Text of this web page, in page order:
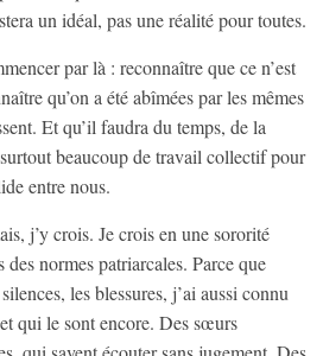
un idéal, pas une réalité pour toutes.
par là : reconnaître que ce n’est
qu’on a été abîmées par les mêmes
Et qu’il faudra du temps, de la
beaucoup de travail collectif pour
entre nous.
j’y crois. Je crois en une sororité
normes patriarcales. Parce que
les blessures, j’ai aussi connu
qui le sont encore. Des sœurs